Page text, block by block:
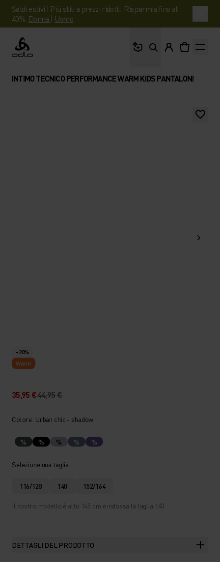
Saldi estivi | Più stili a prezzi ridotti. Risparmia fino al
40%. Donna | Uomo
Odlo
INTIMO TECNICO PERFORMANCE WARM KIDS PANTALONI
-20%
Warm
35,95 €44,95 €
Colore: Urban chic - shadow
% % % % %
Selezione una taglia
116/128 140 152/164
Il nostro modello è alto 145 cm e indossa la taglia 140.
DETTAGLI DEL PRODOTTO